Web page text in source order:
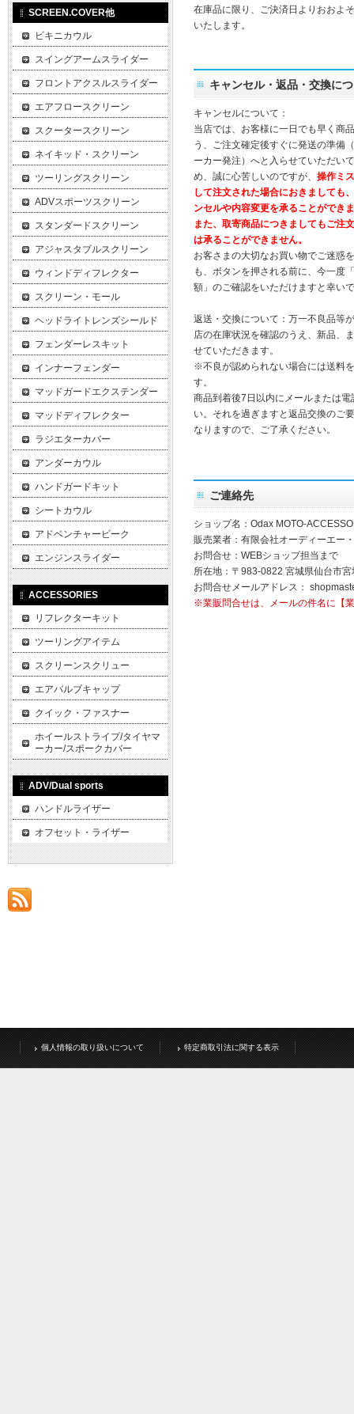
在庫品に限り、ご決済日よりおおよ
いたします。
キャンセル・返品・交換に
キャンセルについて：
当店では、お客様に一日でも早く商
う、ご注文確定後すぐに発送の準備
ーカー発注）へと入らせていただい
め、誠に心苦しいのですが、 操作ミ
して注文された場合におきましても
ンセルや内容変更を承ることができ
また、取寄商品につきましてもご注
は承ることができません。
お客さまの大切なお買い物でご迷惑
も、ボタンを押される前に、今一度
額」のご確認をいただけますと幸い
返送・交換について：万一不良品等
店の在庫状況を確認のうえ、新品、
せていただきます。
※不良が認められない場合には送料
す。
商品到着後7日以内にメールまたは
い。それを過ぎますと返品交換のご
なりますので、ご了承ください。
ご連絡先
ショップ名：Odax MOTO-
販売業者：有限会社オーディーエー
お問合せ：WEBショップ担当まで
所在地：〒983-0822 宮城県仙台市
お問合せメールアドレス：
※業販問合せは、メールの件名に【
SCREEN.COVER他
ビキニカウル
スイングアームスライダー
フロントアクスルスライダー
エアフロースクリーン
スクータースクリーン
ネイキッド・スクリーン
ツーリングスクリーン
ADVスポーツスクリーン
スタンダードスクリーン
アジャスタブルスクリーン
ウィンドディフレクター
スクリーン・モール
ヘッドライトレンズシールド
フェンダーレスキット
インナーフェンダー
マッドガードエクステンダー
マッドディフレクター
ラジエターカバー
アンダーカウル
ハンドガードキット
シートカウル
アドベンチャービーク
エンジンスライダー
ACCESSORIES
リフレクターキット
ツーリングアイテム
スクリーンスクリュー
エアバルブキャップ
クイック・ファスナー
ホイールストライプ/タイヤマ
ーカー/スポークカバー
ADV/Dual sports
ハンドルライザー
オフセット・ライザー
個人情報の取り扱いについて 特定商取引法に関する表示